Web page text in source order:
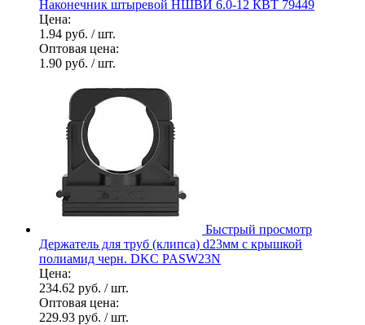
Наконечник штыревой НШВИ 6.0-12 КВТ 79449
Цена:
1.94 руб. / шт.
Оптовая цена:
1.90 руб. / шт.
Быстрый просмотр
Держатель для труб (клипса) d23мм с крышкой
полиамид черн. DKC PASW23N
Цена:
234.62 руб. / шт.
Оптовая цена:
229.93 руб. / шт.